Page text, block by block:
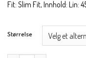
Fit: Slim Fit, Innhold: Lin:
Størrelse